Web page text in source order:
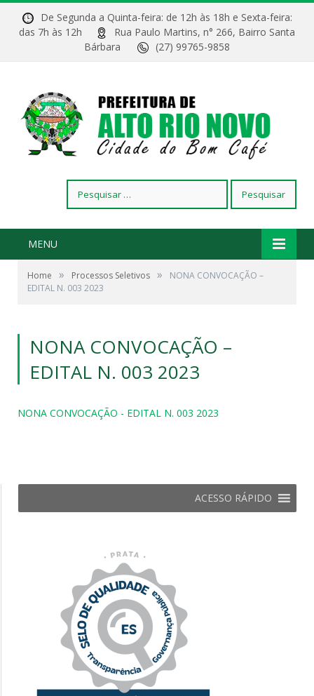
De Segunda a Quinta-feira: de 12h às 18h e Sexta-feira:
das 7h às 12h
Rua Paulo Martins, n° 266, Bairro Santa
Bárbara
(27) 99765-9858
por:
MENU
Home » Processos Seletivos »
NONA CONVOCAÇÃO –
EDITAL N. 003 2023
NONA CONVOCAÇÃO –
EDITAL N. 003 2023
NONA CONVOCAÇÃO - EDITAL N. 003 2023
ACESSO RÁPIDO